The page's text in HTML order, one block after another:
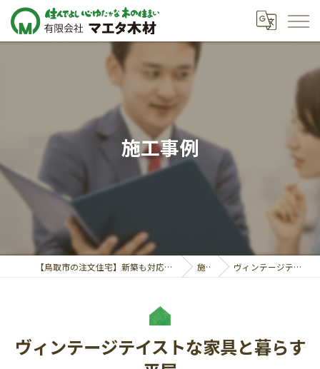
施工事例
【鳥取市の注文住宅】新築も対応の工務店｜価格相談受付中｜有限会社マエタ木材 施工事例 ヴィンテージテイストな家具と暮らす平屋
ヴィンテージテイストな家具と暮らす